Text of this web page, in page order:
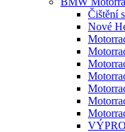
Čištění
Nové